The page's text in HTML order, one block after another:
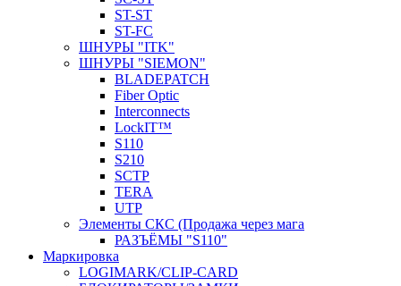
ST-ST
ST-FC
ШНУРЫ "ITK"
ШНУРЫ "SIEMON"
BLADEPATCH
Fiber Optic
Interconnects
LockIT™
S110
S210
SCTP
TERA
UTP
Элементы СКС (Продажа через мага
РАЗЪЁМЫ "S110"
Маркировка
LOGIMARK/CLIP-CARD